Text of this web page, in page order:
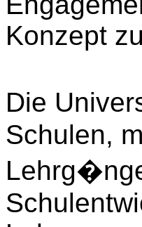
Konzept
Die
Schulen,